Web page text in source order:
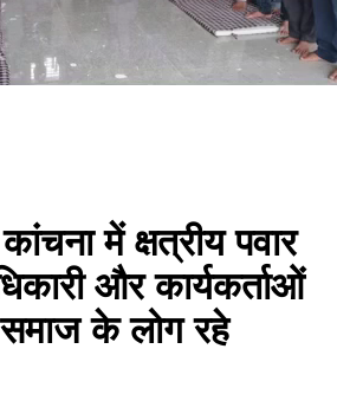
में क्षत्रीय पवार
और कार्यकर्ताओं
के लोग रहे